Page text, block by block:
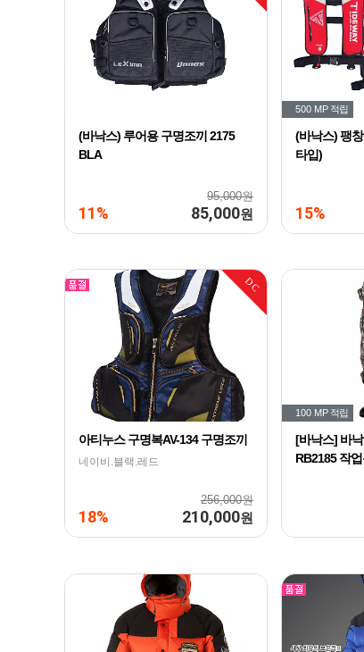
(바낙스) 루어용 구명조끼 2175
BLA
95,000원
11% 85,000원
500 MP 적립
(바낙스) 팽
타입)
15%
DC
아티누스 구명복AV-134 구명조끼
네이비.블랙.레드
256,000원
18% 210,000원
100 MP 적립
[바낙스] 바
RB2185 작